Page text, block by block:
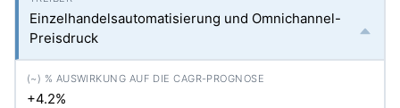
Einzelhandelsautomatisierung und Omnichannel-
Preisdruck
+4.2%